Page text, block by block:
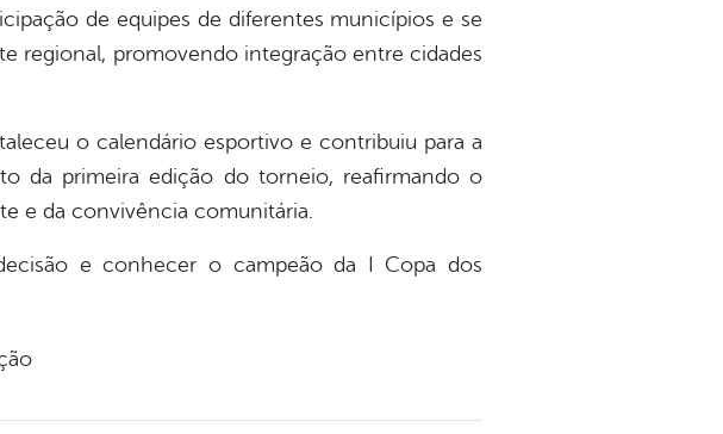
de equipes de diferentes municípios e se
regional, promovendo integração entre cidades
o calendário esportivo e contribuiu para a
da primeira edição do torneio, reafirmando o
e da convivência comunitária.
e conhecer o campeão da I Copa dos